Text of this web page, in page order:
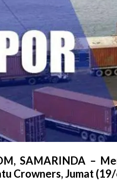
SAMARINDA –
Crowners, Jumat